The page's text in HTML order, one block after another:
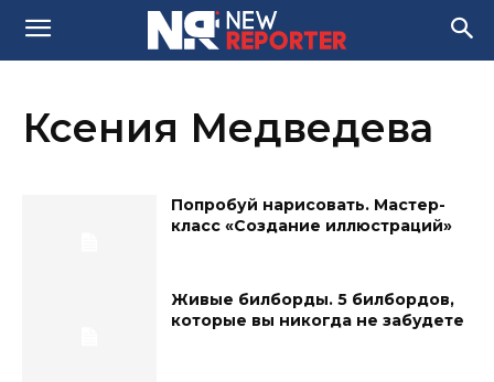
Ксения Медведева
Попробуй нарисовать. Мастер-
класс «Создание иллюстраций»
Живые билборды. 5 билбордов,
которые вы никогда не забудете